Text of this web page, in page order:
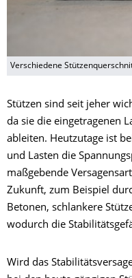
Verschiedene
Stützen sind seit jeher
da sie die eingetragenen
ableiten. Heutzutage ist
und Lasten die
maßgebende
Zukunft, zum Beispiel
Betonen, schlankere
wodurch die
Wird das